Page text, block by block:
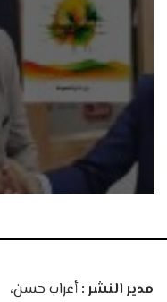
مدير النشر :أعراب حسن،